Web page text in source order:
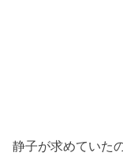
静子が求めていた